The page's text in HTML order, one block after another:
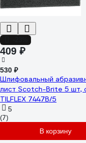
409 ₽
530 ₽
Шлифовальный
лист Scotch-Brite 5 шт,
TILFLEX 7447B/5
5
(7)
В корзину